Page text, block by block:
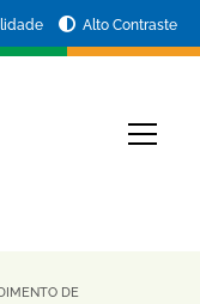
Alto Contraste
DE